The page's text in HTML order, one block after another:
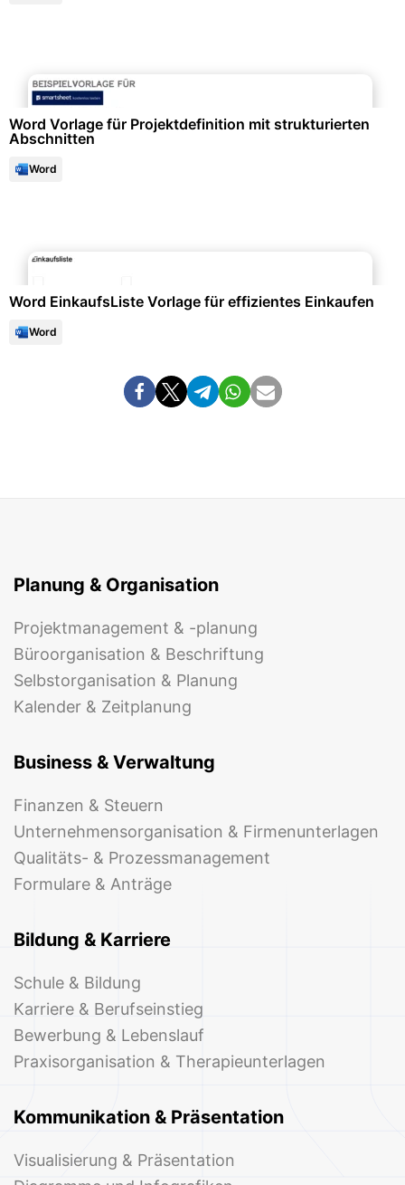
Word Vorlage für Projektdefinition mit strukturierten
Abschnitten
Word
Word EinkaufsListe Vorlage für effizientes Einkaufen
Word
Planung & Organisation
Projektmanagement & -planung
Büroorganisation & Beschriftung
Selbstorganisation & Planung
Kalender & Zeitplanung
Business & Verwaltung
Finanzen & Steuern
Unternehmensorganisation & Firmenunterlagen
Qualitäts- & Prozessmanagement
Formulare & Anträge
Bildung & Karriere
Schule & Bildung
Karriere & Berufseinstieg
Bewerbung & Lebenslauf
Praxisorganisation & Therapieunterlagen
Kommunikation & Präsentation
Visualisierung & Präsentation